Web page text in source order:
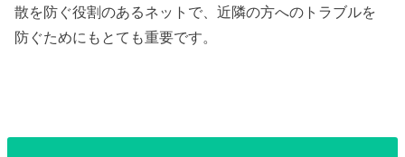
散を防ぐ役割のあるネットで、近隣の方へのトラブルを
防ぐためにもとても重要です。